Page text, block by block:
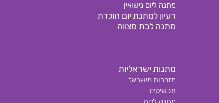
מתנה ליום נישואין
רעיון למתנת יום הולדת
מתנה לבת מצווה
מתנות ישראליות
מזכרות מישראל
תכשיטים